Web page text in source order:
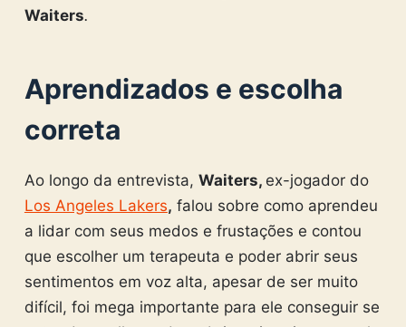
Waiters.
Aprendizados e escolha
correta
Ao longo da entrevista, Waiters, ex-jogador do
Los Angeles Lakers, falou sobre como aprendeu
a lidar com seus medos e frustações e contou
que escolher um terapeuta e poder abrir seus
sentimentos em voz alta, apesar de ser muito
difícil, foi mega importante para ele conseguir se